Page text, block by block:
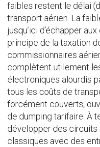
faibles restent le délai
transport aérien. La
jusqu’ici d’échapper
principe de la taxation
commissionnaires
complètent utilement
électroniques alourdis
tous les coûts de
forcément couverts,
de dumping tarifaire. À
développer des circuits
classiques avec des